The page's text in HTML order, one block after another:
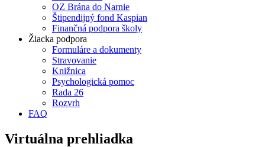
OZ Brána do Narnie
Štipendijný fond Kaspian
Finančná podpora školy
Žiacka podpora
Formuláre a dokumenty
Stravovanie
Knižnica
Psychologická pomoc
Rada 26
Rozvrh
FAQ
Virtuálna prehliadka